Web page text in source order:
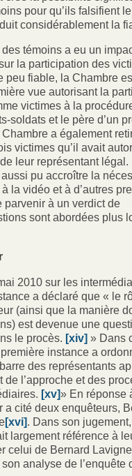
pour qu’ils falsifient
considérablement la
témoins a eu un
la participation des
peu fiable, la Chambre
vue autorisant la
victimes à la
soldats et le père d’un
a également
victimes qu’il avait
leur représentant légal.
pu accroître la
la vidéo et à d’autres
parvenir à un verdict de
sont abordées plus
2010 sur les
a déclaré que « le
(ainsi que la manière
est devenue une
le procès. [xiv] » Dans
instance a
des représentants
l’approche et des
[xv]» En réponse
a cité deux enquêteurs,
[xvi]. Dans son
largement référence à
celui de Bernard
analyse de l’enquête